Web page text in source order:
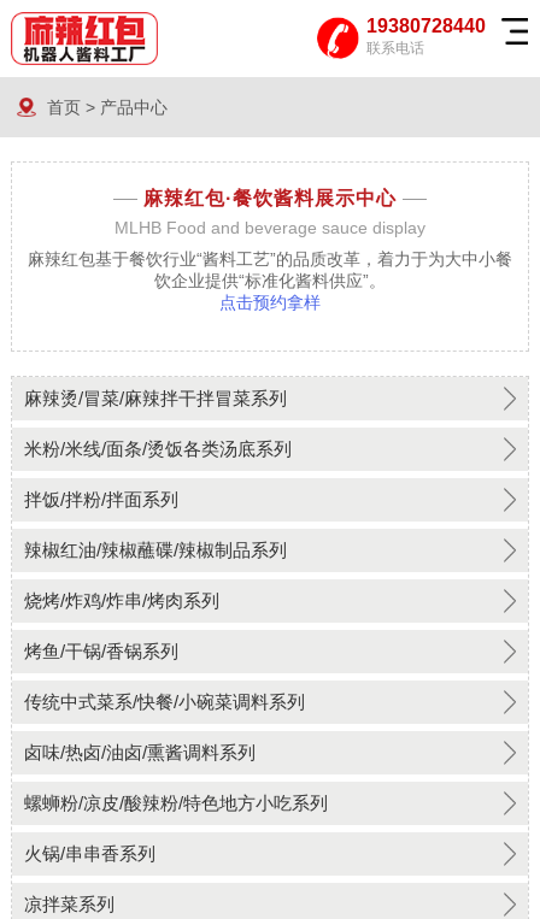
19380728440
联系电话
首页> 产品中心
麻辣红包·餐饮酱料展示中心
MLHB Food and beverage sauce display
麻辣红包基于餐饮行业“酱料工艺”的品质改革，着力于为大中小餐
饮企业提供“标准化酱料供应”。
点击预约拿样
麻辣烫/冒菜/麻辣拌干拌冒菜系列
米粉/米线/面条/烫饭各类汤底系列
拌饭/拌粉/拌面系列
辣椒红油/辣椒蘸碟/辣椒制品系列
烧烤/炸鸡/炸串/烤肉系列
烤鱼/干锅/香锅系列
传统中式菜系/快餐/小碗菜调料系列
卤味/热卤/油卤/熏酱调料系列
螺蛳粉/凉皮/酸辣粉/特色地方小吃系列
火锅/串串香系列
凉拌菜系列